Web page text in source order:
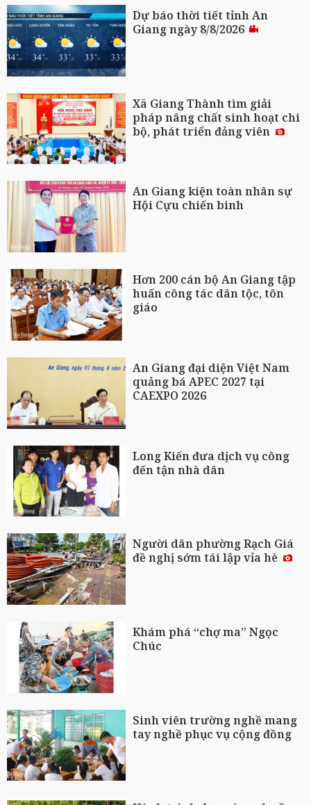
Dự báo thời tiết tỉnh An
Giang ngày 8/8/2026
Xã Giang Thành tìm giải
pháp nâng chất sinh hoạt chi
bộ, phát triển đảng viên
An Giang kiện toàn nhân sự
Hội Cựu chiến binh
Hơn 200 cán bộ An Giang tập
huấn công tác dân tộc, tôn
giáo
An Giang đại diện Việt Nam
quảng bá APEC 2027 tại
CAEXPO 2026
Long Kiến đưa dịch vụ công
đến tận nhà dân
Người dân phường Rạch Giá
đề nghị sớm tái lập vỉa hè
Khám phá “chợ ma” Ngọc
Chúc
Sinh viên trường nghề mang
tay nghề phục vụ cộng đồng